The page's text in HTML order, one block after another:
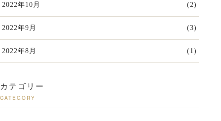
2022年10月 (2)
2022年9月 (3)
2022年8月 (1)
カテゴリー
CATEGORY